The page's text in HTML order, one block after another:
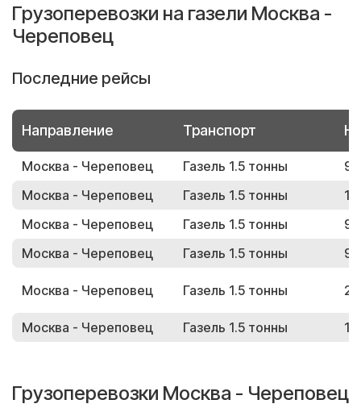
Грузоперевозки на газели Москва -
Череповец
Последние рейсы
Направление Транспорт
Москва - Череповец Газель 1.5 тонны
Москва - Череповец
Газель 1.5 тонны
Москва - Череповец
Газель 1.5 тонны
Москва - Череповец
Газель 1.5 тонны
Москва - Череповец Газель 1.5 тонны
Москва - Череповец Газель 1.5 тонны
Грузоперевозки Москва - Череповец